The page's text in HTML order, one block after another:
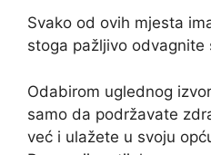
Svako od ovih mjesta
stoga pažljivo odvagnite
Odabirom uglednog
samo da podržavate
već i ulažete u svoju